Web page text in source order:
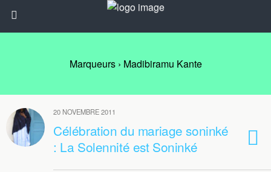
Marqueurs › Madibiramu Kante
20 NOVEMBRE 2011
Célébration du mariage soninké
: La Solennité est Soninké